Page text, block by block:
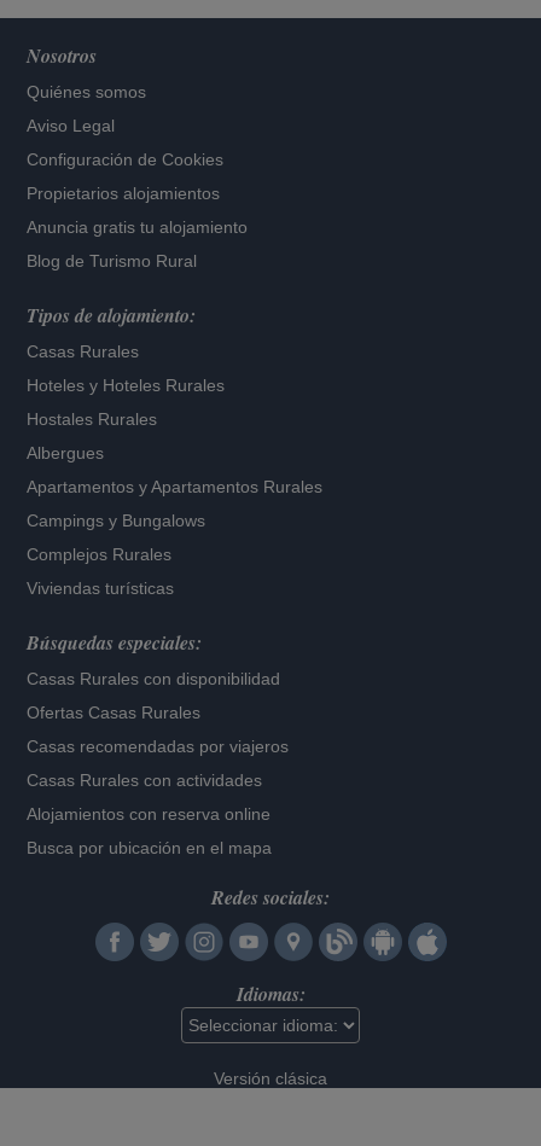
Nosotros
Quiénes somos
Aviso Legal
Configuración de Cookies
Propietarios alojamientos
Anuncia gratis tu alojamiento
Blog de Turismo Rural
Tipos de alojamiento:
Casas Rurales
Hoteles y Hoteles Rurales
Hostales Rurales
Albergues
Apartamentos yApartamentos Rurales
Campings y Bungalows
Complejos Rurales
Viviendas turísticas
Búsquedas especiales:
Casas Rurales con disponibilidad
Ofertas Casas Rurales
Casas recomendadas por viajeros
Casas Rurales con actividades
Alojamientos con reserva online
Busca por ubicación en el mapa
Redes sociales:
Idiomas:
Versión clásica